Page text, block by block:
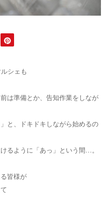
シェも
は準備とか、告知作業をしなが
と、ドキドキしながら始めるの
るように「あっ」という間…。
皆様が